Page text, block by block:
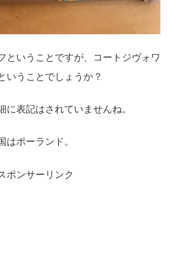
ということですが、コートジヴォワ
いうことでしょうか？
に表記はされていませんね。
はポーランド。
ポンサーリンク